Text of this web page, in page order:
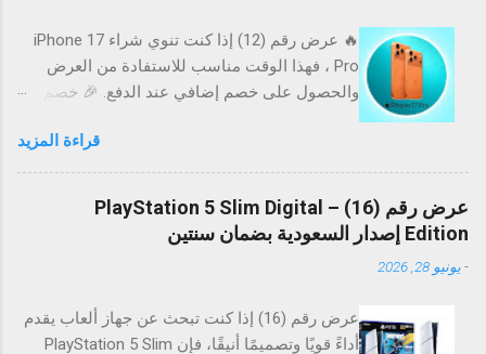
حسب المتجر.
🔥 عرض رقم (12) إذا كنت تنوي شراء iPhone 17
Pro ، فهذا الوقت مناسب للاستفادة من العرض
والحصول على خصم إضافي عند الدفع. 🎉 خصم
إتمام عملية الشراء بالبطاقات المؤهلة، والأفضل أن
الخصم يشمل حتى عمليات الشراء بالتقسيط . 📱
أبرز مميزات iPhone 17 Pro 📸 كاميرات احترافية
لصور وفيديوهات مذهلة. ⚡ أداء سريع بفضل أحدث
معالجات Apple. 🔋 بطارية محسنة للاستخدام
من هذا العرض؟ 🎁 خصم 100 ريال على عملية
قراءة المزيد
عرض رقم (16) – PlayStation 5 Slim Digital
Edition إصدار السعودية بضمان سنتين
-يونيو 28, 2026
عرض رقم (16) إذا كنت تبحث عن جهاز ألعاب يقدم
أداءً قويًا وتصميمًا أنيقًا، فإن PlayStation 5 Slim